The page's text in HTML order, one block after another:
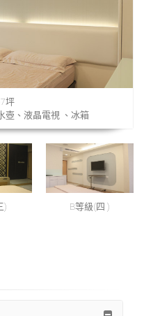
坪
壺、液晶電視 、冰箱
) B等級(四 )